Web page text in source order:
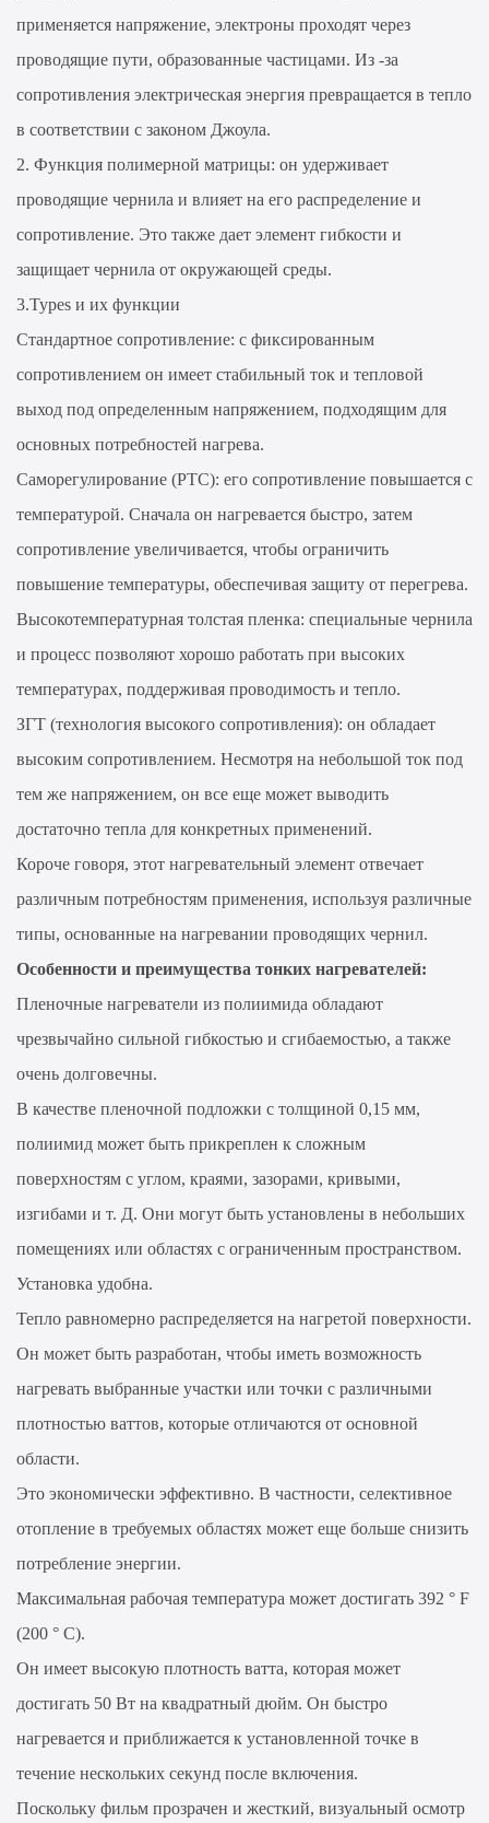
применяется напряжение, электроны проходят через
проводящие пути, образованные частицами. Из -за
сопротивления электрическая энергия превращается в тепло
в соответствии с законом Джоула.
2. Функция полимерной матрицы: он удерживает
проводящие чернила и влияет на его распределение и
сопротивление. Это также дает элемент гибкости и
защищает чернила от окружающей среды.
3.Types и их функции
Стандартное сопротивление: с фиксированным
сопротивлением он имеет стабильный ток и тепловой
выход под определенным напряжением, подходящим для
основных потребностей нагрева.
Саморегулирование (PTC): его сопротивление повышается с
температурой. Сначала он нагревается быстро, затем
сопротивление увеличивается, чтобы ограничить
повышение температуры, обеспечивая защиту от перегрева.
Высокотемпературная толстая пленка: специальные чернила
и процесс позволяют хорошо работать при высоких
температурах, поддерживая проводимость и тепло.
ЗГТ (технология высокого сопротивления): он обладает
высоким сопротивлением. Несмотря на небольшой ток под
тем же напряжением, он все еще может выводить
достаточно тепла для конкретных применений.
Короче говоря, этот нагревательный элемент отвечает
различным потребностям применения, используя различные
типы, основанные на нагревании проводящих чернил.
Особенности и преимущества тонких нагревателей:
Пленочные нагреватели из полиимида обладают
чрезвычайно сильной гибкостью и сгибаемостью, а также
очень долговечны.
В качестве пленочной подложки с толщиной 0,15 мм,
полиимид может быть прикреплен к сложным
поверхностям с углом, краями, зазорами, кривыми,
изгибами и т. Д. Они могут быть установлены в небольших
помещениях или областях с ограниченным пространством.
Установка удобна.
Тепло равномерно распределяется на нагретой поверхности.
Он может быть разработан, чтобы иметь возможность
нагревать выбранные участки или точки с различными
плотностью ваттов, которые отличаются от основной
области.
Это экономически эффективно. В частности, селективное
отопление в требуемых областях может еще больше снизить
потребление энергии.
Максимальная рабочая температура может достигать 392 ° F
(200 ° C).
Он имеет высокую плотность ватта, которая может
достигать 50 Вт на квадратный дюйм. Он быстро
нагревается и приближается к установленной точке в
течение нескольких секунд после включения.
Поскольку фильм прозрачен и жесткий, визуальный осмотр